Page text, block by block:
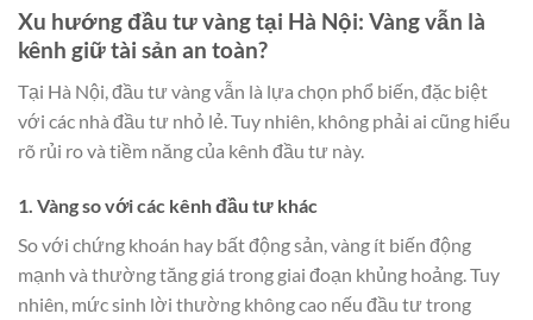
Xu hướng đầu tư vàng tại Hà Nội: Vàng vẫn là
kênh giữ tài sản an toàn?
Tại Hà Nội, đầu tư vàng vẫn là lựa chọn phổ biến, đặc biệt
với các nhà đầu tư nhỏ lẻ. Tuy nhiên, không phải ai cũng hiểu
rõ rủi ro và tiềm năng của kênh đầu tư này.
1. Vàng so với các kênh đầu tư khác
So với chứng khoán hay bất động sản, vàng ít biến động
mạnh và thường tăng giá trong giai đoạn khủng hoảng. Tuy
nhiên, mức sinh lời thường không cao nếu đầu tư trong